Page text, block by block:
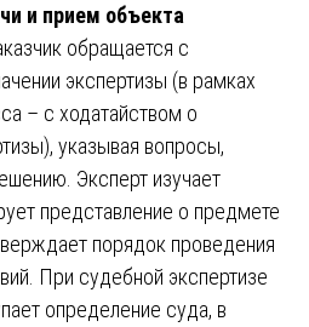
и прием объекта
обращается с
экспертизы (в рамках
– с ходатайством о
указывая вопросы,
Эксперт изучает
представление о предмете
порядок проведения
При судебной экспертизе
определение суда, в